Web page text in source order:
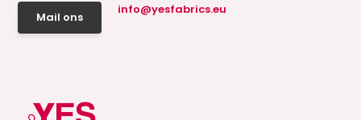
Mail ons
info@yesfabrics.eu